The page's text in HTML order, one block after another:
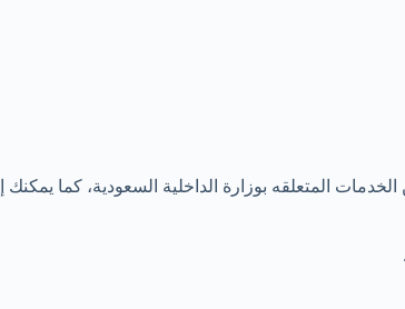
المتعلقه بوزارة الداخلية السعودية، كما
.